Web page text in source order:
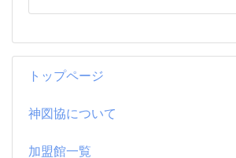
トップページ
神図協について
加盟館一覧